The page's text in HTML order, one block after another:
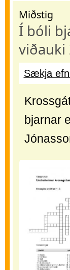
Miðstig
Í bóli
viðauki
Sækja
bjarnar